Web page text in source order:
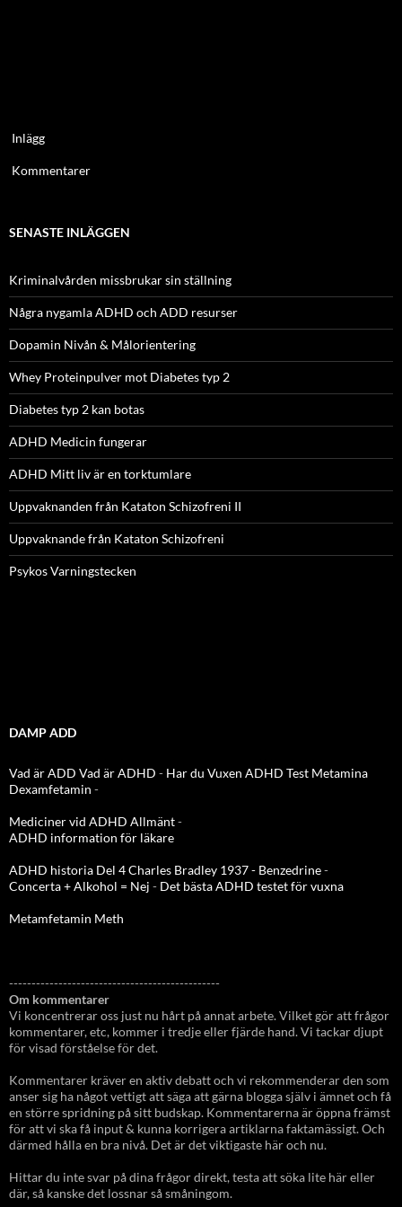
Inlägg
Kommentarer
SENASTE INLÄGGEN
Kriminalvården missbrukar sin ställning
Några nygamla ADHD och ADD resurser
Dopamin Nivån & Målorientering
Whey Proteinpulver mot Diabetes typ 2
Diabetes typ 2 kan botas
ADHD Medicin fungerar
ADHD Mitt liv är en torktumlare
Uppvaknanden från Kataton Schizofreni II
Uppvaknande från Kataton Schizofreni
Psykos Varningstecken
DAMP ADD
Vad är ADD Vad är ADHD - Har du Vuxen ADHD Test Metamina
Dexamfetamin -
Mediciner vid ADHD Allmänt-
ADHD information för läkare
ADHD historia Del 4 Charles Bradley 1937 - Benzedrine-
Concerta + Alkohol = Nej - Det bästa ADHD testet för vuxna
Metamfetamin Meth
-----------------------------------------------
Om kommentarer
Vi koncentrerar oss just nu hårt på annat arbete. Vilket gör att frågor
kommentarer, etc, kommer i tredje eller fjärde hand. Vi tackar djupt
för visad förståelse för det.
Kommentarer kräver en aktiv debatt och vi rekommenderar den som
anser sig ha något vettigt att säga att gärna blogga själv i ämnet och få
en större spridning på sitt budskap. Kommentarerna är öppna främst
för att vi ska få input & kunna korrigera artiklarna faktamässigt. Och
därmed hålla en bra nivå. Det är det viktigaste här och nu.
Hittar du inte svar på dina frågor direkt, testa att söka lite här eller
där, så kanske det lossnar så småningom.